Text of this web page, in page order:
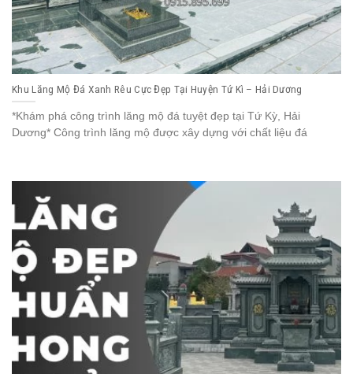
Khu Lăng Mộ Đá Xanh Rêu Cực Đẹp Tại Huyện Tứ Kì – Hải Dương
*Khám phá công trình lăng mộ đá tuyệt đẹp tại Tứ Kỳ, Hải
Dương* Công trình lăng mộ được xây dựng với chất liệu đá